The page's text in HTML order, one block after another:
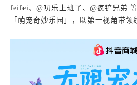
feifei、@叨乐上班了、@疯铲兄弟
「萌宠奇妙乐园」，以第一视角带领